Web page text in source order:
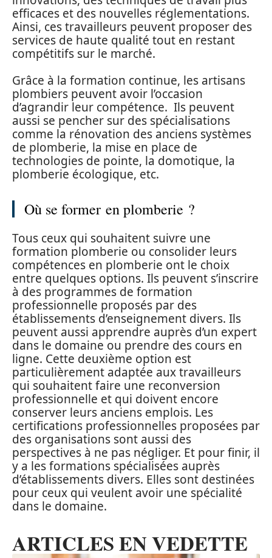
efficaces et des nouvelles réglementations.
Ainsi, ces travailleurs peuvent proposer des
services de haute qualité tout en restant
compétitifs sur le marché.
Grâce à la formation continue, les artisans
plombiers peuvent avoir l’occasion
d’agrandir leur compétence. Ils peuvent
aussi se pencher sur des spécialisations
comme la rénovation des anciens systèmes
de plomberie, la mise en place de
technologies de pointe, la domotique, la
plomberie écologique, etc.
Où se former en plomberie ?
Tous ceux qui souhaitent suivre une
formation plomberie ou consolider leurs
compétences en plomberie ont le choix
entre quelques options. Ils peuvent s’inscrire
à des programmes de formation
professionnelle proposés par des
établissements d’enseignement divers. Ils
peuvent aussi apprendre auprès d’un expert
dans le domaine ou prendre des cours en
ligne. Cette deuxième option est
particulièrement adaptée aux travailleurs
qui souhaitent faire une reconversion
professionnelle et qui doivent encore
conserver leurs anciens emplois. Les
certifications professionnelles proposées par
des organisations sont aussi des
perspectives à ne pas négliger. Et pour finir, il
y a les formations spécialisées auprès
d’établissements divers. Elles sont destinées
pour ceux qui veulent avoir une spécialité
dans le domaine.
ARTICLES EN VEDETTE